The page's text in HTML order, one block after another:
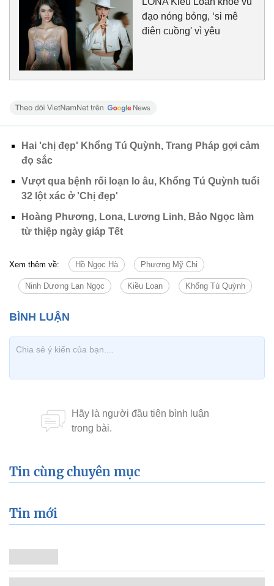
đạo nóng bỏng, ‘si mê
điên cuồng' vì yêu
Hai 'chị đẹp' Khổng Tú Quỳnh, Trang Pháp gợi cảm
đọ sắc
Vượt qua bệnh rối loạn lo âu, Khổng Tú Quỳnh tuổi
32 lột xác ở 'Chị đẹp'
Hoàng Phương, Lona, Lương Linh, Bảo Ngọc làm
từ thiệp ngày giáp Tết
Xem thêm về: Hồ Ngọc Hà Phương Mỹ Chi
Ninh Dương Lan Ngọc Kiều Loan Khổng Tú Quỳnh
Tin cùng chuyên mục
Tin mới